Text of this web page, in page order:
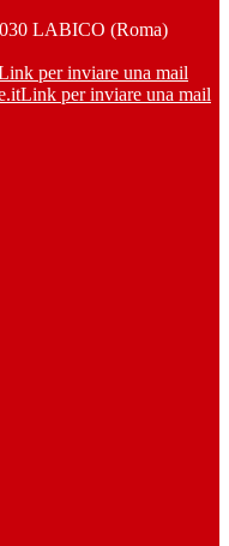
LABICO (Roma)
per inviare una mail
Link per inviare una mail